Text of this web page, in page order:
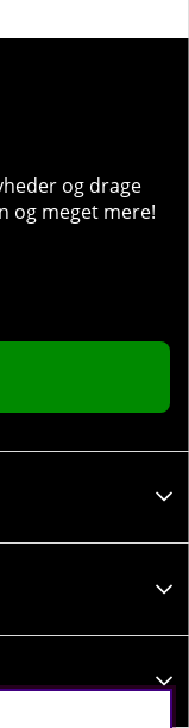
og drage
og meget mere!